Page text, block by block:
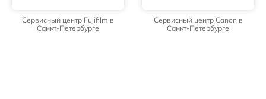
Сервисный центр Fujifilm в
Санкт-Петербурге
Сервисный центр Canon в
Санкт-Петербурге